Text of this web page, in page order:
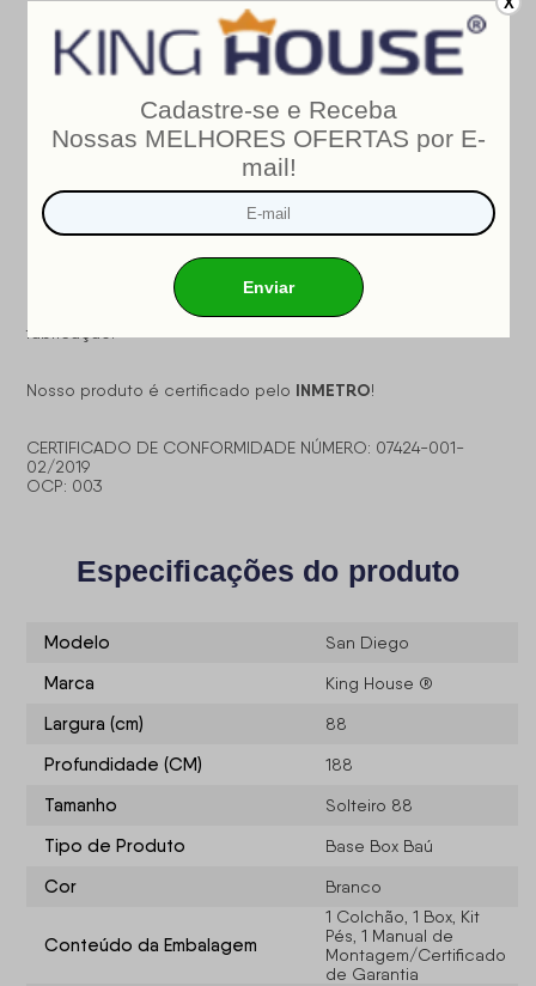
revestimento.
Informações Relevantes:
divergência de tonalidade nos tecidos devido às variações
de configurações de monitores/telas e lotes do fornecedor;
- Não nos responsabilizamos pelo transporte por escadas,
elevadores, guincho ou içamento deste produto, qualquer
despesa é de responsabilidade do cliente;
- Verifique as dimensões do produto, certificando-se de
que o mesmo possa ser transportado por portas, corredores
e elevadores;
- Os objetos que decoram a imagem, não acompanham o
- Não nos responsabilizamos pela instalação e montagem;
- Prestamos assistência somente por defeitos de
fabricação.
Nosso produto é certificado pelo INMETRO!
CERTIFICADO DE CONFORMIDADE NÚMERO: 07424-001-
02/2019
OCP: 003
Especificações do produto
Modelo San Diego
Marca King House ®
Largura (cm) 88
Profundidade (CM) 188
Tamanho Solteiro 88
Tipo de Produto Base Box Baú
Cor Branco
Conteúdo da Embalagem
1 Colchão, 1 Box, Kit
Pés, 1 Manual de
Montagem/Certificado
de Garantia